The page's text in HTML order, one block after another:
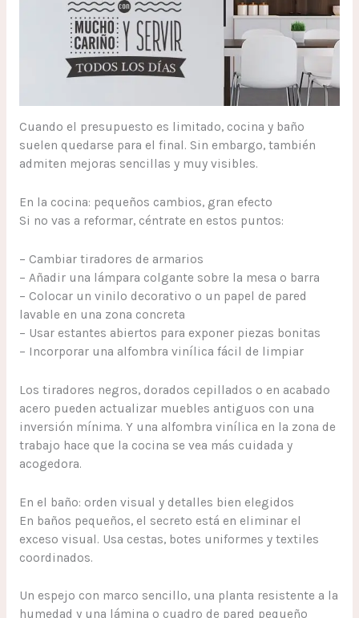
Cuando el presupuesto es limitado, cocina y baño
suelen quedarse para el final. Sin embargo, también
admiten mejoras sencillas y muy visibles.
En la cocina: pequeños cambios, gran efecto
Si no vas a reformar, céntrate en estos puntos:
– Cambiar tiradores de armarios
– Añadir una lámpara colgante sobre la mesa o barra
– Colocar un vinilo decorativo o un papel de pared
lavable en una zona concreta
– Usar estantes abiertos para exponer piezas bonitas
– Incorporar una alfombra vinílica fácil de limpiar
Los tiradores negros, dorados cepillados o en acabado
acero pueden actualizar muebles antiguos con una
inversión mínima. Y una alfombra vinílica en la zona de
trabajo hace que la cocina se vea más cuidada y
acogedora.
En el baño: orden visual y detalles bien elegidos
En baños pequeños, el secreto está en eliminar el
exceso visual. Usa cestas, botes uniformes y textiles
coordinados.
Un espejo con marco sencillo, una planta resistente a la
humedad y una lámina o cuadro de pared pequeño